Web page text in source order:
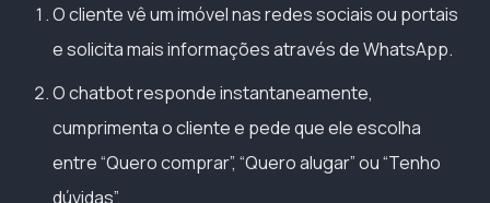
O cliente vê um imóvel nas redes sociais ou portais
e solicita mais informações através de WhatsApp.
O chatbot responde instantaneamente,
cumprimenta o cliente e pede que ele escolha
entre “Quero comprar”, “Quero alugar” ou “Tenho
dúvidas”.